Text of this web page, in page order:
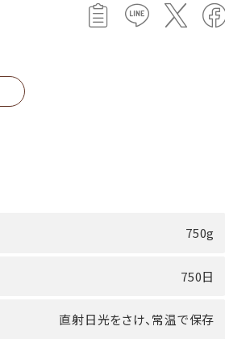
750g
750日
直射日光をさけ、常温で保存